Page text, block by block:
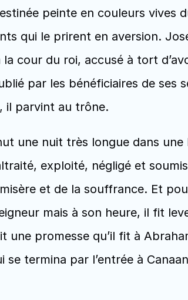
peinte en couleurs vives
qui le prirent en aversion.
cour du roi, accusé à tort
par les bénéficiaires de ses
il parvint au trône.
exploité, négligé et
et de la souffrance. Et
mais à son heure, il fit
promesse qu’il fit à
termina par l’entrée à